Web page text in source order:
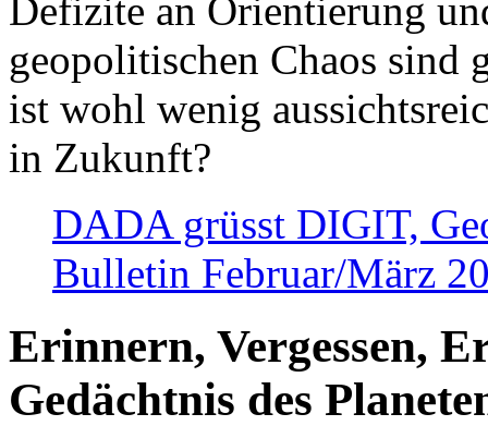
Defizite an Orientierung
geopolitischen Chaos sind
ist wohl wenig
in Zukunft?
DADA grüsst DIGIT,
Bulletin Februar/März
Erinnern, Vergessen,
Gedächtnis des